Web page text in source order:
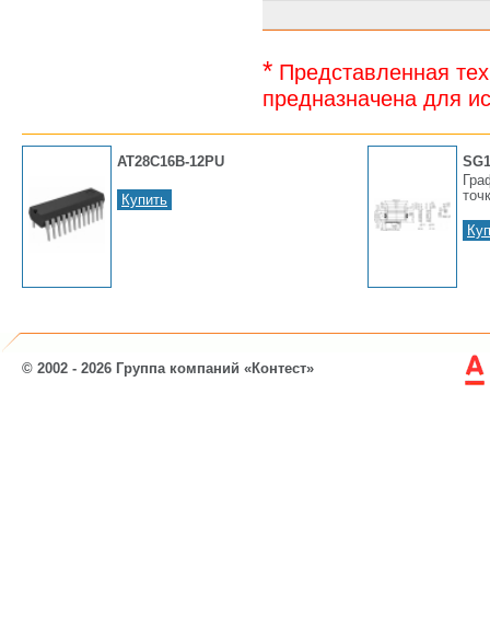
* Представленная
предназначена для
AT28C16B-12PU
Купить
© 2002 - 2026 Группа компаний «Контест»